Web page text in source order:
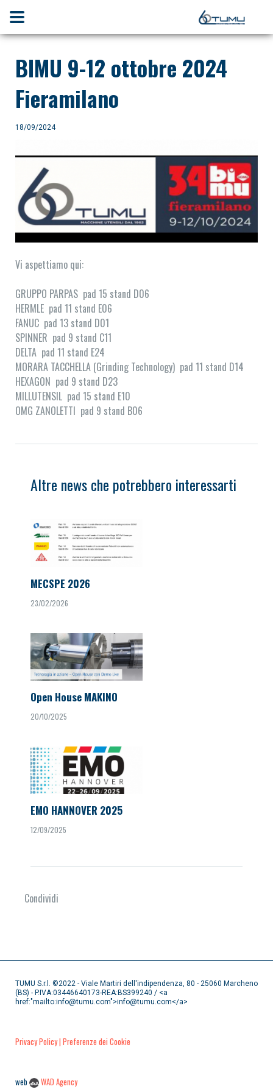
BIMU 9-12 ottobre 2024
Fieramilano
18/09/2024
Vi aspettiamo qui:
GRUPPO PARPAS pad 15 stand D06
HERMLE pad 11 stand E06
FANUC pad 13 stand D01
SPINNER pad 9 stand C11
DELTA pad 11 stand E24
MORARA TACCHELLA (Grinding Technology) pad 11 stand D14
HEXAGON pad 9 stand D23
MILLUTENSIL pad 15 stand E10
OMG ZANOLETTI pad 9 stand B06
Altre news che potrebbero interessarti
MECSPE 2026
23/02/2026
Open House MAKINO
20/10/2025
EMO HANNOVER 2025
12/09/2025
Condividi
TUMU S.r.l. ©2022 - Viale Martiri dell'indipendenza, 80 - 25060 Marcheno
(BS) - P.IVA:03446640173-REA:BS399240 / <a
href:"mailto:info@tumu.com">info@tumu.com</a>
Privacy Policy| Preferenze dei Cookie
web WAD Agency